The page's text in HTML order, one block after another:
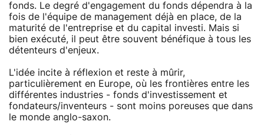
fonds. Le degré d'engagement du fonds dépendra à la
fois de l'équipe de management déjà en place, de la
maturité de l'entreprise et du capital investi. Mais si
bien exécuté, il peut être souvent bénéfique à tous les
détenteurs d'enjeux.
L'idée incite à réflexion et reste à mûrir,
particulièrement en Europe, où les frontières entre les
différentes industries - fonds d'investissement et
fondateurs/inventeurs - sont moins poreuses que dans
le monde anglo-saxon.